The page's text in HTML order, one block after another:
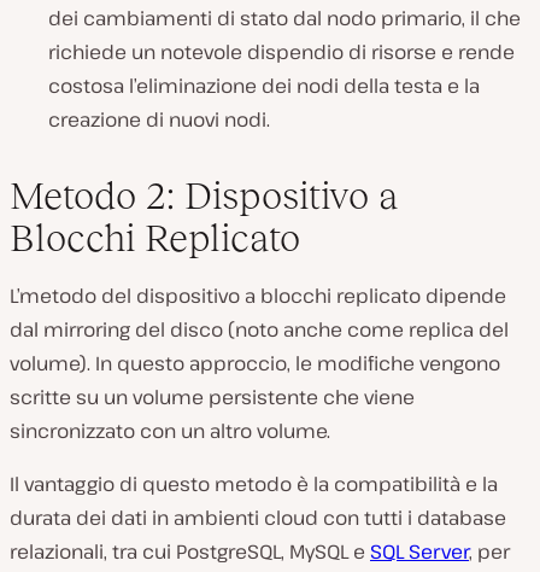
dei cambiamenti di stato dal nodo primario, il che
richiede un notevole dispendio di risorse e rende
costosa l’eliminazione dei nodi della testa e la
creazione di nuovi nodi.
Metodo 2: Dispositivo a
Blocchi Replicato
L’metodo del dispositivo a blocchi replicato dipende
dal mirroring del disco (noto anche come replica del
volume). In questo approccio, le modifiche vengono
scritte su un volume persistente che viene
sincronizzato con un altro volume.
Il vantaggio di questo metodo è la compatibilità e la
durata dei dati in ambienti cloud con tutti i database
relazionali, tra cui PostgreSQL, MySQL e SQL Server, per